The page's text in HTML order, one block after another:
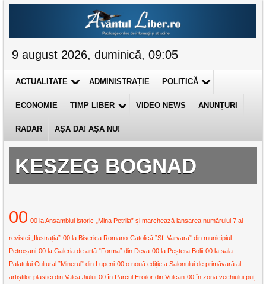
9 august 2026, duminică, 09:05
ACTUALITATE ADMINISTRAȚIE POLITICĂ
ECONOMIE TIMP LIBER VIDEO NEWS ANUNȚURI
RADAR AȘA DA! AȘA NU!
KESZEG BOGNAD
00 00 la Ansamblul istoric „Mina Petrila” și marchează lansarea numărului 7 al
revistei „Ilustrația” 00 la Biserica Romano-Catolică ”Sf. Varvara” din municipiul
Petroșani 00 la Galeria de artă ”Forma” din Deva 00 la Peștera Bolii 00 la sala
Palatului Cultural ”Minerul” din Lupeni 00 o nouă ediție a Salonului de primăvară al
artiștilor plastici din Valea Jiului 00 în Parcul Eroilor din Vulcan 00 în zona vechiului puț